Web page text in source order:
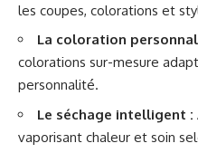
les coupes, colorations et
La coloration
colorations sur-mesure
personnalité.
Le séchage intelligent :
vaporisant chaleur et soin